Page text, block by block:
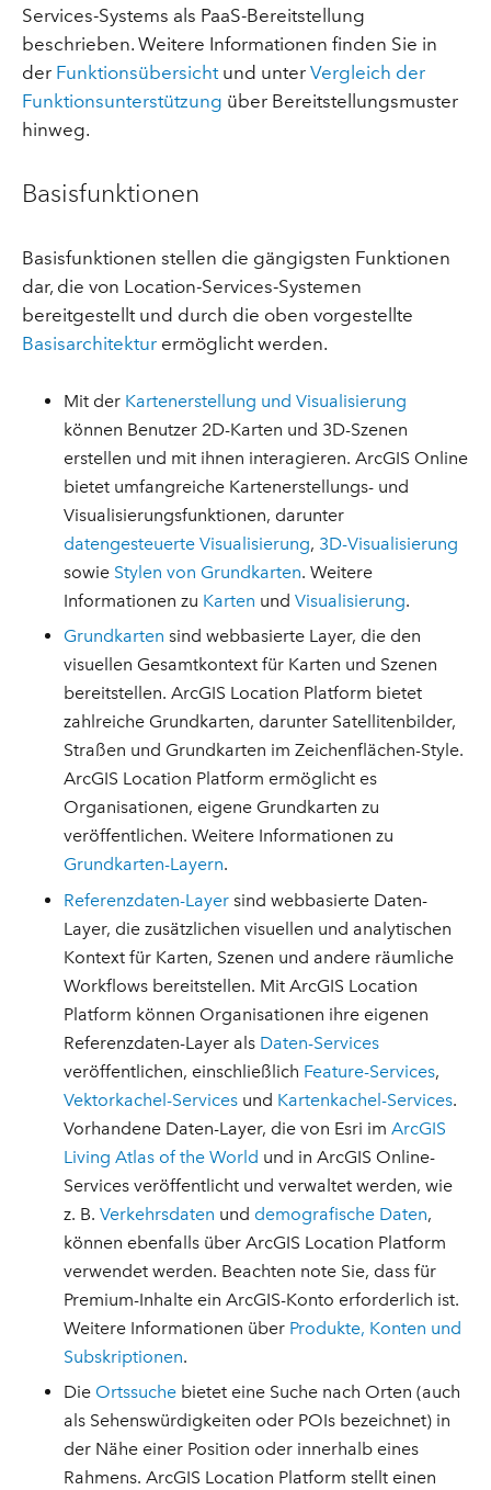
Services-Systems als PaaS-Bereitstellung
beschrieben. Weitere Informationen finden Sie in
der Funktionsübersichtund unter Vergleich der
Funktionsunterstützung über Bereitstellungsmuster
hinweg.
Basisfunktionen
Basisfunktionen stellen die gängigsten Funktionen
dar, die von Location-Services-Systemen
bereitgestellt und durch die oben vorgestellte
Basisarchitekturermöglicht werden.
Mit der Kartenerstellung und Visualisierung
können Benutzer 2D-Karten und 3D-Szenen
erstellen und mit ihnen interagieren. ArcGIS Online
bietet umfangreiche Kartenerstellungs- und
Visualisierungsfunktionen, darunter
datengesteuerte Visualisierung, 3D-Visualisierung
sowie Stylen von Grundkarten. Weitere
Informationen zu Karten undVisualisierung.
Grundkarten sind webbasierte Layer, die den
visuellen Gesamtkontext für Karten und Szenen
bereitstellen. ArcGIS Location Platform bietet
zahlreiche Grundkarten, darunter Satellitenbilder,
Straßen und Grundkarten im Zeichenflächen-Style.
ArcGIS Location Platform ermöglicht es
Organisationen, eigene Grundkarten zu
veröffentlichen. Weitere Informationen zu
Grundkarten-Layern.
Referenzdaten-Layer sind webbasierte Daten-
Layer, die zusätzlichen visuellen und analytischen
Kontext für Karten, Szenen und andere räumliche
Workflows bereitstellen. Mit ArcGIS Location
Platform können Organisationen ihre eigenen
Referenzdaten-Layer als Daten-Services
veröffentlichen, einschließlich Feature-Services,
Vektorkachel-Services und Kartenkachel-Services.
Vorhandene Daten-Layer, die von Esri imArcGIS
Living Atlas of the World und in ArcGIS Online-
Services veröffentlicht und verwaltet werden, wie
z. B.Verkehrsdaten und demografische Daten,
können ebenfalls über ArcGIS Location Platform
verwendet werden. Beachten note Sie, dass für
Premium-Inhalte ein ArcGIS-Konto erforderlich ist.
Weitere Informationen über Produkte, Konten und
Subskriptionen.
Die Ortssuche bietet eine Suche nach Orten (auch
als Sehenswürdigkeiten oder POIs bezeichnet) in
der Nähe einer Position oder innerhalb eines
Rahmens. ArcGIS Location Platform stellt einen